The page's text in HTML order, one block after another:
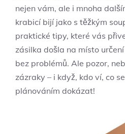
nejen vám, ale ​i ⁣mnoha
krabicí bijí jako ⁢s​ těžkým
praktické tipy, ⁤které ⁢vás
zásilka došla na místo
⁢bez problémů.⁣ Ale pozor,
zázraky – i když,‍ kdo ví, ​co
plánováním ​dokázat!